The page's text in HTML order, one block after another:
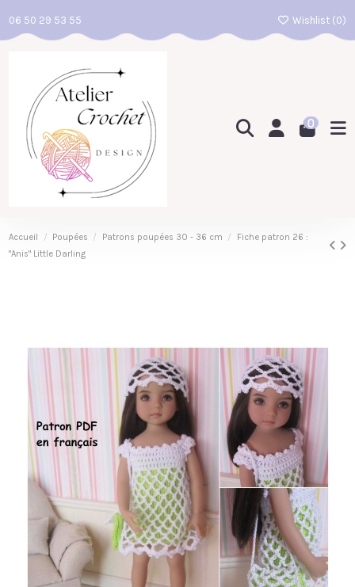
06 50 29 53 55 Wishlist (0)
0
Accueil Poupées Patrons poupées 30 - 36 cm
Fiche patron 26 :
"Anis" Little Darling